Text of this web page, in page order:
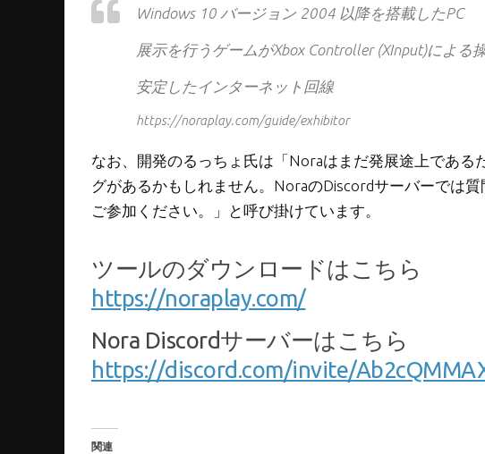
Windows 10 バージョン 2004 以降を搭載したPC
展示を行うゲームがXbox Controller (XInput)による
安定したインターネット回線
https://noraplay.com/guide/exhibitor
なお、開発のるっちょ氏は「Noraはまだ発展途上であ
グがあるかもしれません。NoraのDiscordサーバーでは
ご参加ください。」と呼び掛けています。
ツールのダウンロードはこちら
https://noraplay.com/
Nora Discordサーバーはこちら
https://discord.com/invite/
関連